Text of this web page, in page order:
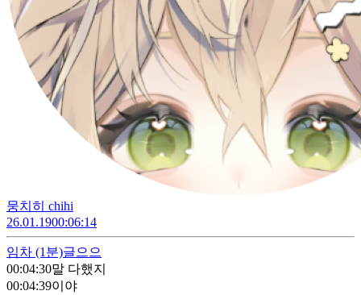
뭉치히 chihi
26.01.1900:06:14
임차 (1분)글으으
00:04:30말 다했지
00:04:39이야